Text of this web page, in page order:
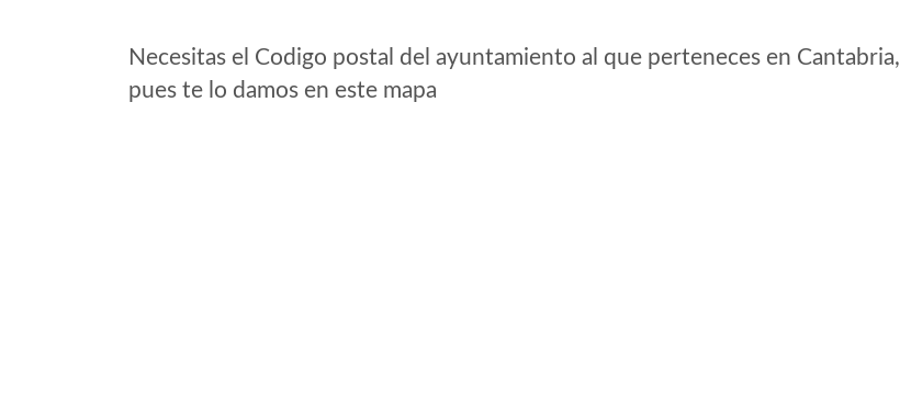
Necesitas el Codigo postal del ayuntamiento al que perteneces en Cantabria,
pues te lo damos en este mapa